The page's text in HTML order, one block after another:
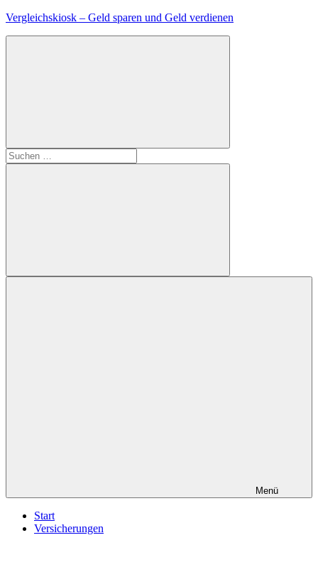
Zum
Vergleichskiosk – Geld sparen und Geld verdienen
Suchen
nach:
Suchen
Menü
Start
Versicherungen